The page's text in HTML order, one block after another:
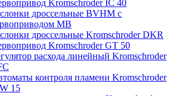
Kromschroder IC 40
дроссельные BVHM с
МВ
дроссельные Kromschroder DKR
Kromschroder GT 50
расхода линейный Kromschroder
контроля пламени Kromschroder
15